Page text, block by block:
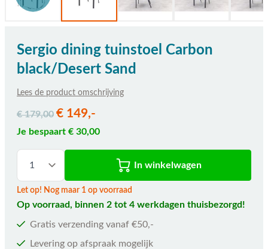
Sergio dining tuinstoel Carbon
black/Desert Sand
Lees de product omschrijving
€ 179,00 € 149,-
Je bespaart € 30,00
In winkelwagen
Let op! Nog maar 1 op voorraad
Op voorraad, binnen 2 tot 4 werkdagen thuisbezorgd!
Gratis verzending vanaf €50,-
Levering op afspraak mogelijk